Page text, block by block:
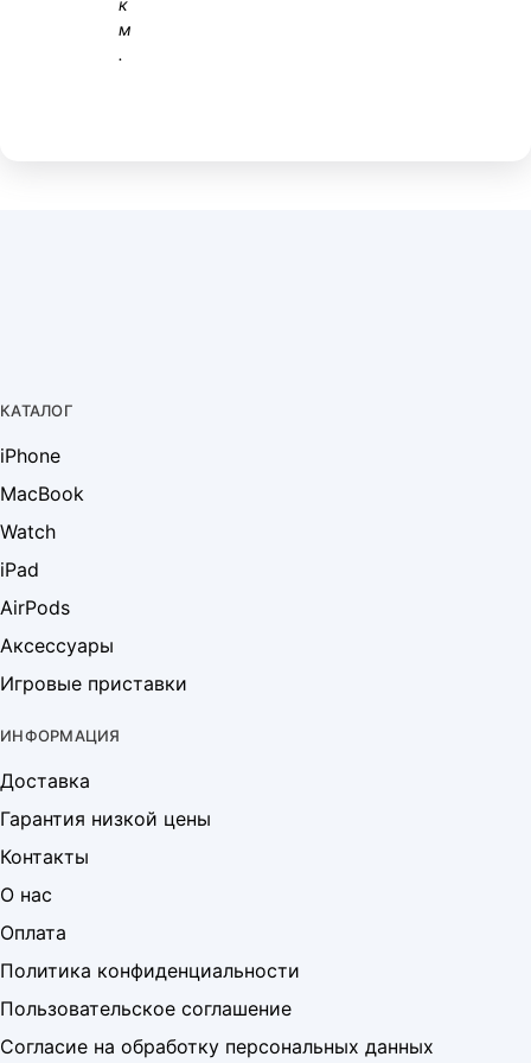
к
м
.
КАТАЛОГ
iPhone
MacBook
Watch
iPad
AirPods
Аксессуары
Игровые приставки
ИНФОРМАЦИЯ
Доставка
Гарантия низкой цены
Контакты
О нас
Оплата
Политика конфиденциальности
Пользовательское соглашение
Согласие на обработку персональных данных